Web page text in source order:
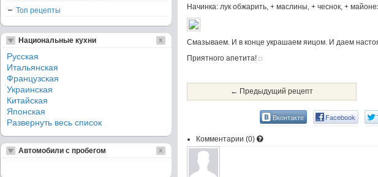
Начинка: лук обжарить, + маслины, + чеснок, +
Смазываем. И в конце украшаем яицом. И даем
Приятного апетита!
← Предыдущий рецепт
Вконтакте Facebook
Комментарии (0)
Топ рецепты
Национальные кухни
Русская
Итальянская
Французская
Украинская
Китайская
Японская
Развернуть весь список
Автомобили с пробегом